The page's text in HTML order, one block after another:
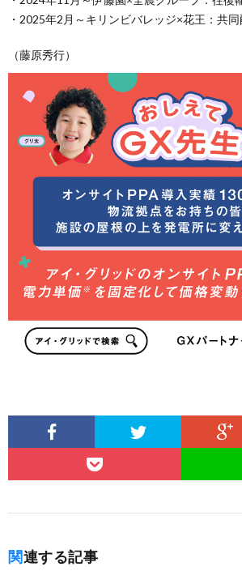
・2025年2月～キリンビバレッジ×花王：共同
（藤原秀行）
関連する記事